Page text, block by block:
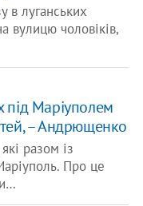
в луганських
вулицю чоловіків,
під Маріуполем
– Андрющенко
разом із
Про це